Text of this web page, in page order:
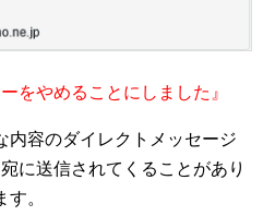
をやめることにしました』
内容のダイレクトメッセージ
に送信されてくることがあり
す。